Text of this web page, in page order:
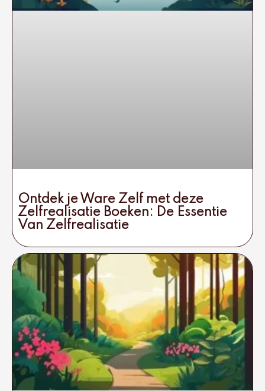
Ontdek je Ware Zelf met deze
Zelfrealisatie Boeken: De Essentie
Van Zelfrealisatie